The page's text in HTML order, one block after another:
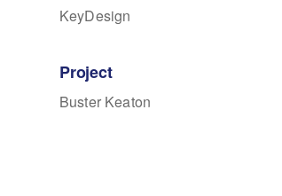
KeyDesign
Project
Buster Keaton